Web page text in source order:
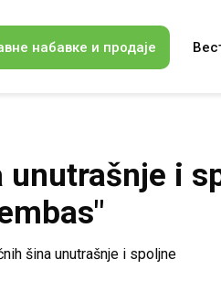
набавке и продаје
unutrašnje i
šina unutrašnje i spoljne